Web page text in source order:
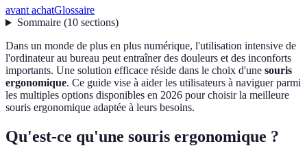
avant achatGlossaire
Sommaire(10 sections)
Dans un monde de plus en plus numérique, l'utilisation intensive de
l'ordinateur au bureau peut entraîner des douleurs et des inconforts
importants. Une solution efficace réside dans le choix d'une souris
ergonomique. Ce guide vise à aider les utilisateurs à naviguer parmi
les multiples options disponibles en 2026 pour choisir la meilleure
souris ergonomique adaptée à leurs besoins.
Qu'est-ce qu'une souris ergonomique ?